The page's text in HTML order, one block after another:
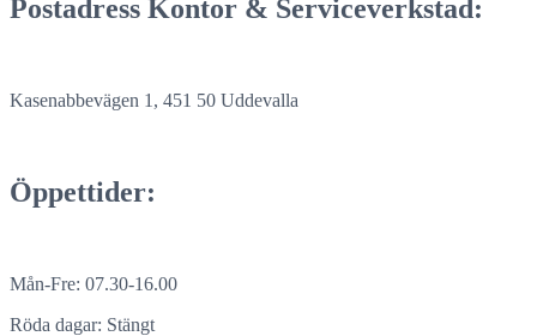
Postadress Kontor & Serviceverkstad:
Kasenabbevägen 1, 451 50 Uddevalla
Öppettider:
Mån-Fre: 07.30-16.00
Röda dagar: Stängt